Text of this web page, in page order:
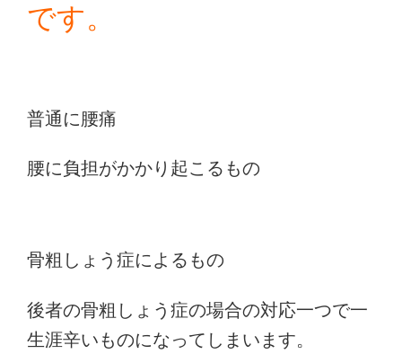
です。
普通に腰痛
腰に負担がかかり起こるもの
骨粗しょう症によるもの
後者の骨粗しょう症の場合の対応一つで一
生涯辛いものになってしまいます。